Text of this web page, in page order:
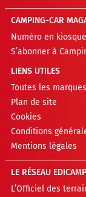
CAMPING-CAR
Numéro en
S’abonner à
LIENS UTILES
Toutes les marques
Plan de site
Cookies
Conditions
Mentions légales
LE RÉSEAU EDICAMP
L’Officiel des